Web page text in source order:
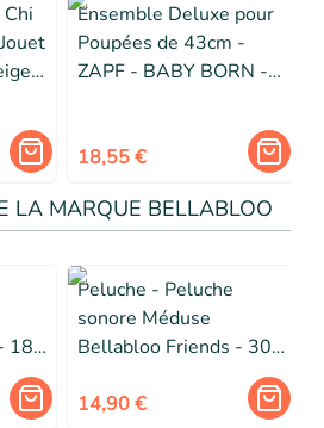
-
Ensemble Deluxe pour
Poupées de 43cm -
ZAPF - BABY BORN -
18,55 €
LA MARQUE BELLABLOO
18
Peluche - Peluche
sonore Méduse
Bellabloo Friends - 30
14,90 €